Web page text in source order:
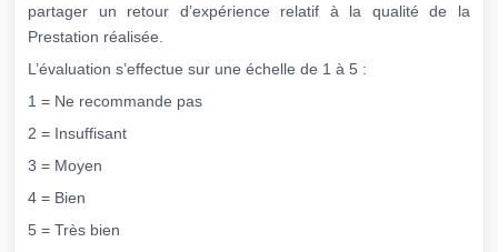
partager un retour d’expérience relatif à la qualité de la
Prestation réalisée.
L’évaluation s’effectue sur une échelle de 1 à 5 :
1 = Ne recommande pas
2 = Insuffisant
3 = Moyen
4 = Bien
5 = Très bien